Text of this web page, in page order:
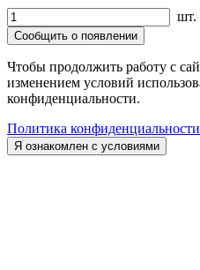
шт.
Сообщить о появлении
Чтобы продолжить работу с
изменением условий
конфиденциальности.
Политика конфиденциальности
Я ознакомлен с условиями